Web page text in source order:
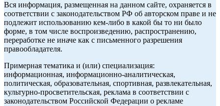
Вся информация, размещенная на данном сайте, охраняется в
соответствии с законодательством РФ об авторском праве и не
подлежит использованию кем-либо в какой бы то ни было
форме, в том числе воспроизведению, распространению,
переработке не иначе как с письменного разрешения
правообладателя.
Примерная тематика и (или) специализация:
информационная, информационно-аналитическая,
политическая, образовательная, спортивная, развлекательная,
культурно-просветительская, реклама в соответствии с
законодательством Российской Федерации о рекламе